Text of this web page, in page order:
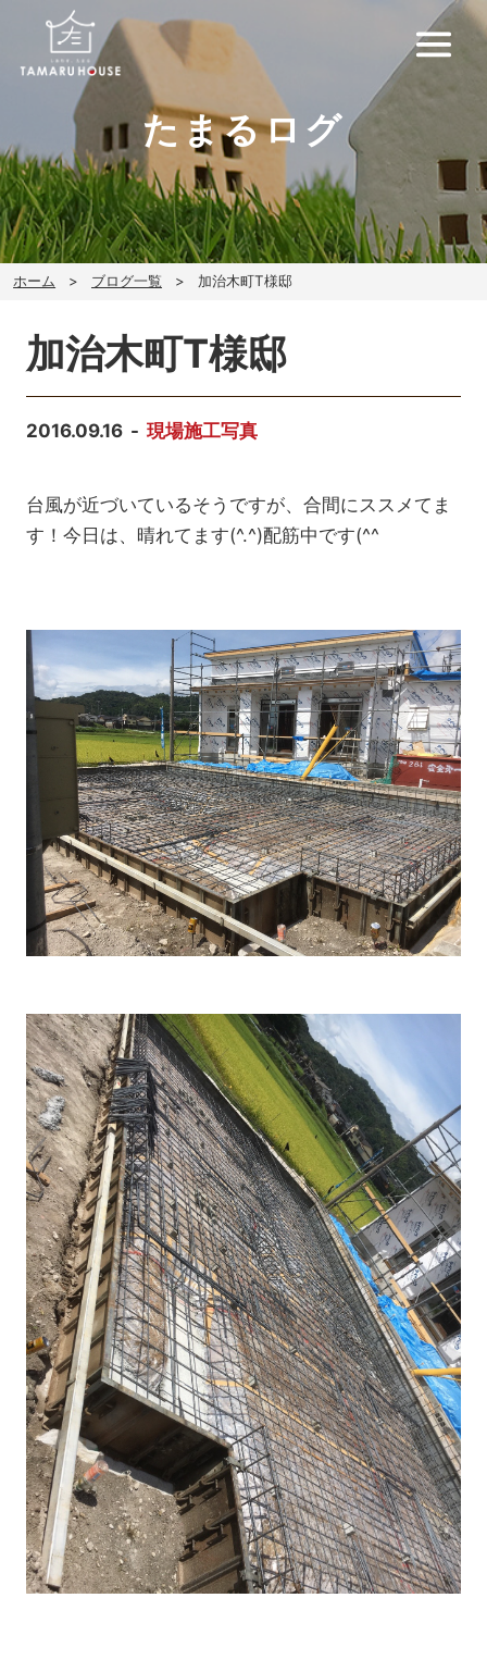
たまるログ
ホーム ブログ一覧 加治木町T様邸
加治木町T様邸
2016.09.16 現場施工写真
台風が近づいているそうですが、合間にススメてま
す！今日は、晴れてます(^.^)配筋中です(^^ゞ